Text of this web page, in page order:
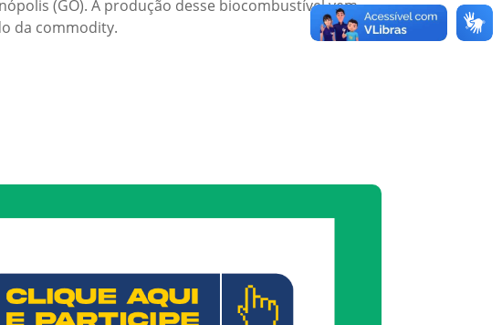
(GO). A produção desse biocombustível vem
da commodity.